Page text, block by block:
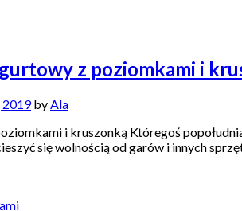
z poziomkami i
2019byAla
i kruszonką Któregoś
się wolnością od garów i innych